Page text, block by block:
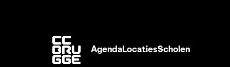
Agenda LocatiesScholen